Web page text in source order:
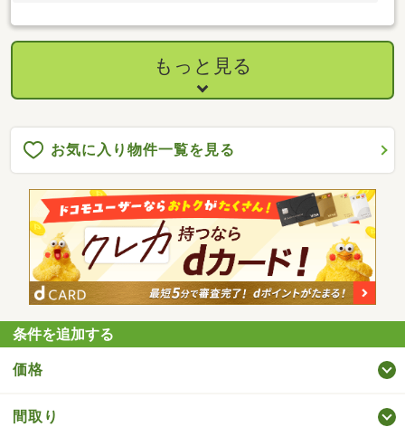
もっと見る
お気に入り物件一覧を見る
条件を追加する
価格
間取り